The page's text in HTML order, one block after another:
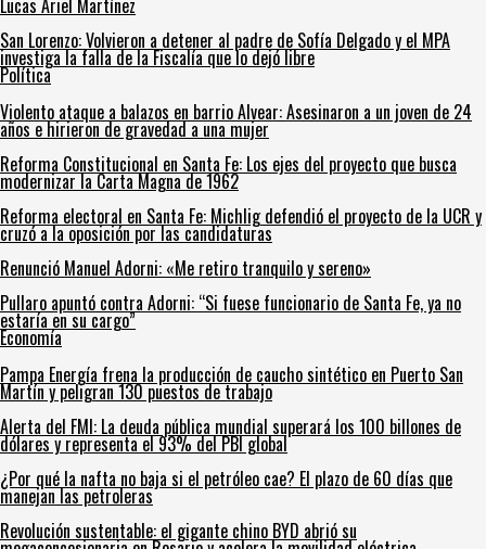
Lucas Ariel Martínez
San Lorenzo: Volvieron a detener al padre de Sofía Delgado y el MPA
investiga la falla de la Fiscalía que lo dejó libre
Política
Violento ataque a balazos en barrio Alvear: Asesinaron a un joven de 24
años e hirieron de gravedad a una mujer
Reforma Constitucional en Santa Fe: Los ejes del proyecto que busca
modernizar la Carta Magna de 1962
Reforma electoral en Santa Fe: Michlig defendió el proyecto de la UCR y
cruzó a la oposición por las candidaturas
Renunció Manuel Adorni: «Me retiro tranquilo y sereno»
Pullaro apuntó contra Adorni: “Si fuese funcionario de Santa Fe, ya no
estaría en su cargo”
Economía
Pampa Energía frena la producción de caucho sintético en Puerto San
Martín y peligran 130 puestos de trabajo
Alerta del FMI: La deuda pública mundial superará los 100 billones de
dólares y representa el 93% del PBI global
¿Por qué la nafta no baja si el petróleo cae? El plazo de 60 días que
manejan las petroleras
Revolución sustentable: el gigante chino BYD abrió su